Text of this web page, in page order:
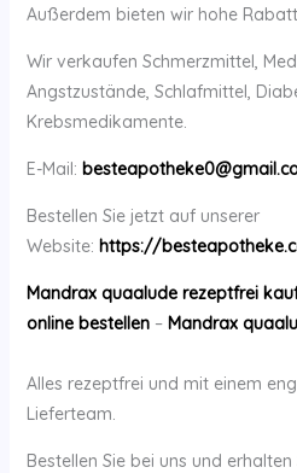
Außerdem bieten wir hohe
Wir verkaufen Schmerzmittel,
Angstzustände, Schlafmittel,
Krebsmedikamente.
E-Mail:
Bestellen Sie jetzt auf unserer
Website: https://
Mandrax quaalude rezeptfrei
online bestellen– Mandrax
Alles rezeptfrei und mit einem
Lieferteam.
Bestellen Sie bei uns und